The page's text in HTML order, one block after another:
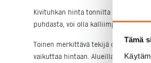
Tämä
Kivituhkan hinta tonnilta riippuu
puhdasta, voi olla kalliimpaa kuin
Toinen merkittävä tekijä on
vaikuttaa hintaan. Alueilla, joilla